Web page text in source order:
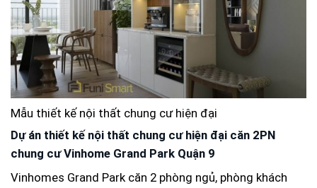
Mẫu thiết kế nội thất chung cư hiện đại
Dự án thiết kế nội thất chung cư hiện đại căn 2PN
chung cư Vinhome Grand Park Quận 9
Vinhomes Grand Park căn 2 phòng ngủ, phòng khách